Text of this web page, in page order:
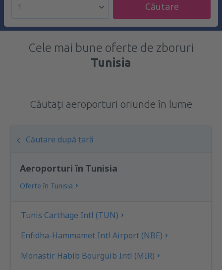
1 Căutare
Cele mai bune oferte de zboruri
Tunisia
Căutați aeroporturi oriunde în lume
Căutare după țară
Aeroporturi în Tunisia
Oferte în Tunisia
Tunis Carthage Intl (TUN)
Enfidha-Hammamet Intl Airport (NBE)
Monastir Habib Bourguib Intl (MIR)